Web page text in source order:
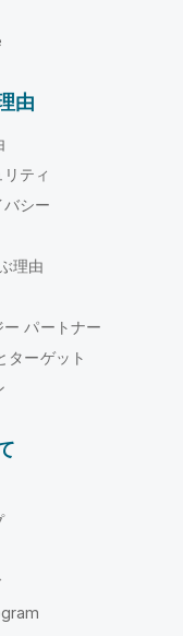
由
ティ
シー
理由
パートナー
ターゲット